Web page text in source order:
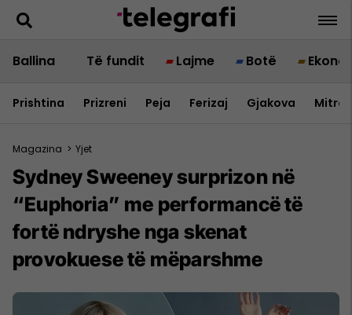
Ballina Të fundit Lajme Botë
Prishtina Prizreni Peja Ferizaj Gjakova
Magazina > Yjet
Sydney Sweeney surprizon në
“Euphoria” me performancë të
fortë ndryshe nga skenat
provokuese të mëparshme